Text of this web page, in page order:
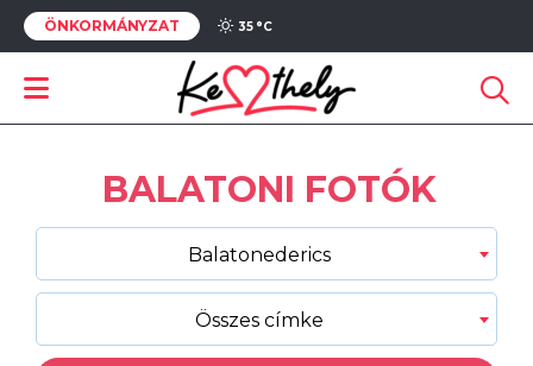
ÖNKORMÁNYZAT 35 °C
BALATONI FOTÓK
Balatonederics
Összes címke